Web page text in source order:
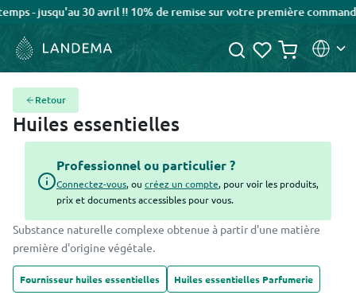
30 avril !! 10% de remise sur votre première commande avec le
Retour
Huiles essentielles
Professionnel ou particulier ?
Connectez-vous, ou créez un compte, pour voir les produits,
prix et documents accessibles pour vous.
Substance naturelle complexe obtenue à partir d'une matière
première d'origine végétale.
Fournisseur huiles essentielles Huiles essentielles Parfumerie